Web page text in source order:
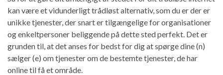
kan være et vidunderligt trådløst alternativ, som du er der er
unikke tjenester, der snart er tilgængelige for organisationer
og enkeltpersoner beliggende på dette sted perfekt. Det er
grunden til, at det anses for bedst for dig at spørge dine (n)
sælger (e) om tjenester om de bestemte tjenester, de har
online til få et område.